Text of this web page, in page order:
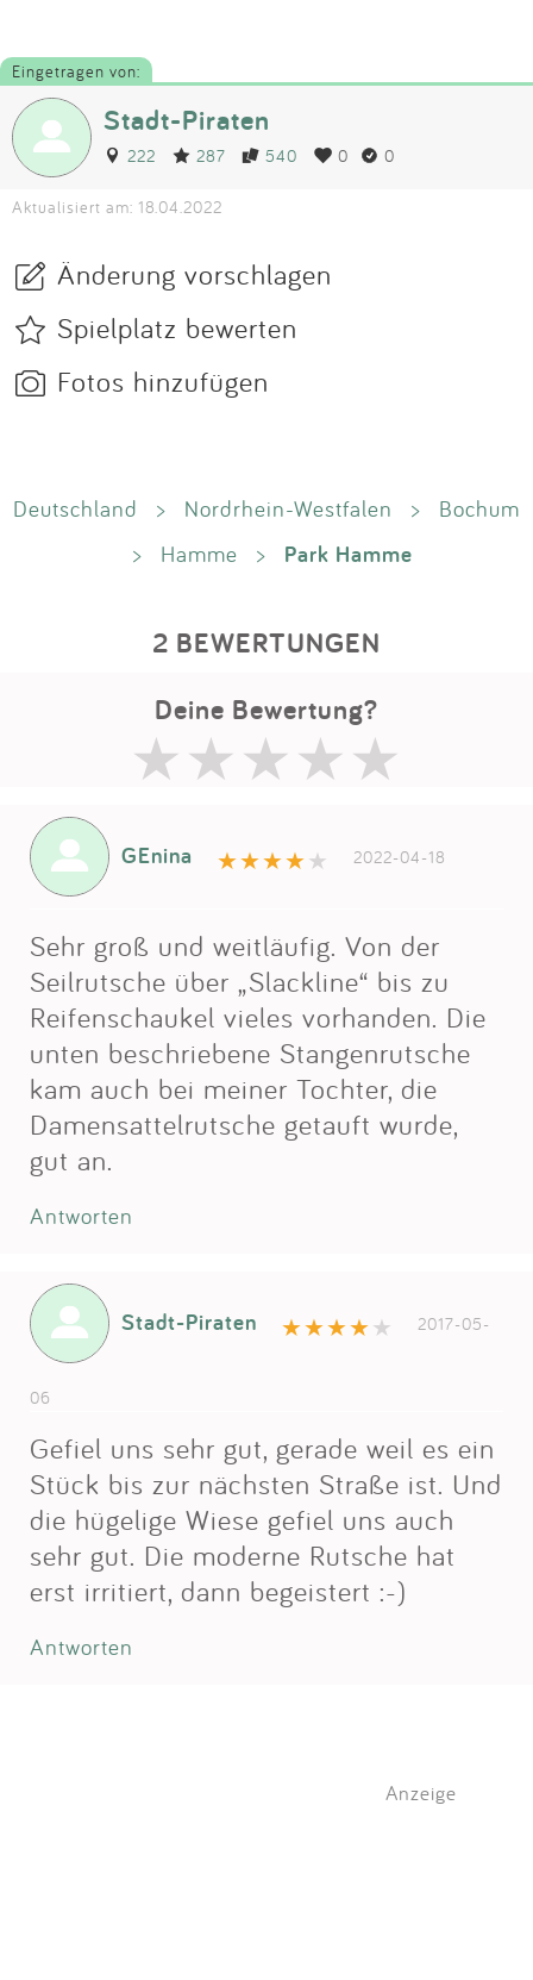
Eingetragen von:
Stadt-Piraten
222 287 540 0 0
Aktualisiert am: 18.04.2022
Änderung vorschlagen
Spielplatz bewerten
Fotos hinzufügen
Deutschland > Nordrhein-Westfalen >
Bochum
>
Hamme > Park Hamme
2 BEWERTUNGEN
Deine Bewertung?
GEnina 2022-04-18
Sehr groß und weitläufig. Von der
Seilrutsche über „Slackline“ bis zu
Reifenschaukel vieles vorhanden. Die
unten beschriebene Stangenrutsche
kam auch bei meiner Tochter, die
Damensattelrutsche getauft wurde,
gut an.
Antworten
Stadt-Piraten 2017-05-
06
Gefiel uns sehr gut, gerade weil es ein
Stück bis zur nächsten Straße ist. Und
die hügelige Wiese gefiel uns auch
sehr gut. Die moderne Rutsche hat
erst irritiert, dann begeistert :-)
Antworten
Anzeige